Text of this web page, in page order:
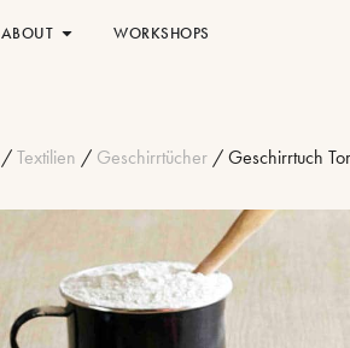
ABOUT WORKSHOPS
/Textilien / Geschirrtücher / Geschirrtuch